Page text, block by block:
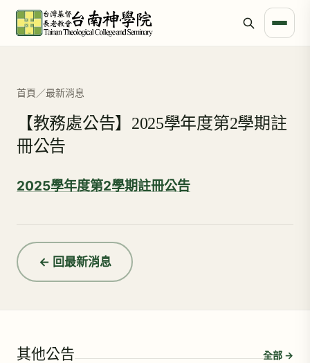
首頁 ／最新消息
【教務處公告】2025學年度第2學期註
冊公告
2025學年度第2學期註冊公告
← 回最新消息
其他公告 全部 →